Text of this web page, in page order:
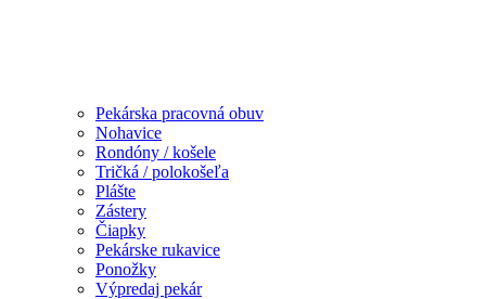
Pekárska pracovná obuv
Nohavice
Rondóny / košele
Tričká / polokošeľa
Plášte
Zástery
Čiapky
Pekárske rukavice
Ponožky
Výpredaj pekár